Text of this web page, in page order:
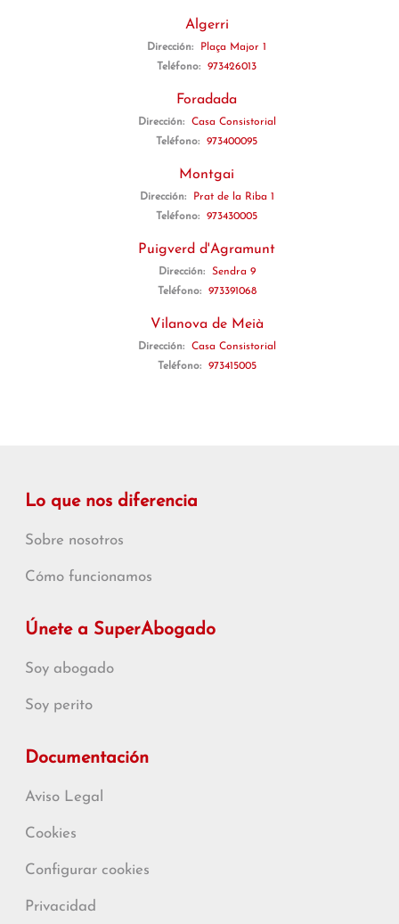
Algerri
Dirección:
Plaça Major 1
Teléfono:
973426013
Foradada
Dirección:
Casa Consistorial
Teléfono:
973400095
Montgai
Dirección:
Prat de la Riba 1
Teléfono:
973430005
Puigverd d'Agramunt
Dirección:
Sendra 9
Teléfono:
973391068
Vilanova de Meià
Dirección:
Casa Consistorial
Teléfono:
973415005
Lo que nos diferencia
Sobre nosotros
Cómo funcionamos
Únete a SuperAbogado
Soy abogado
Soy perito
Documentación
Aviso Legal
Cookies
Configurar cookies
Privacidad